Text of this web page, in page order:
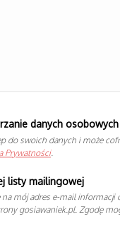
danych osobowych
do swoich danych i może
Prywatności.
listy mailingowej
na mój adres e-mail informacji
gosiawaniek.pl. Zgodę